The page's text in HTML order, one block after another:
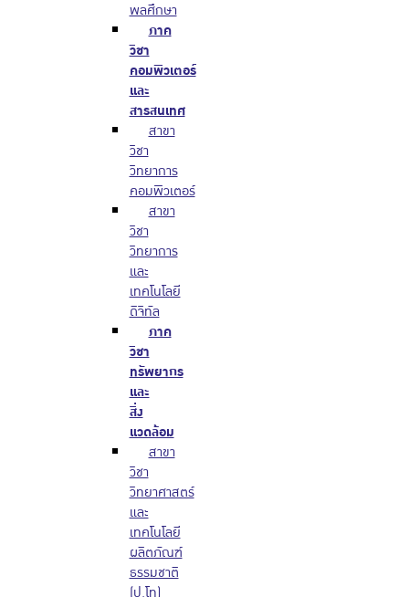
พลศึกษา
ภาค
วิชา
คอมพิวเตอร์
และ
สารสนเทศ
สาขา
วิชา
วิทยาการ
คอมพิวเตอร์
สาขา
วิชา
วิทยาการ
และ
เทคโนโลยี
ดิจิทัล
ภาค
วิชา
ทรัพยากร
และ
สิ่ง
แวดล้อม
สาขา
วิชา
วิทยาศาสตร์
และ
เทคโนโลยี
ผลิตภัณฑ์
ธรรมชาติ